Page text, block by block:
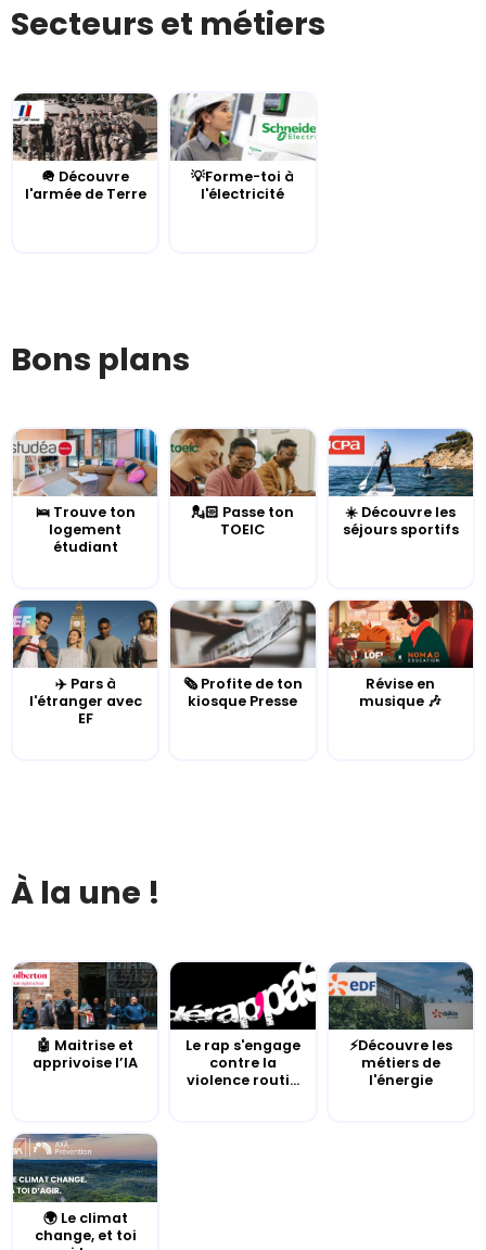
Secteurs et métiers
🪖 Découvre
l'armée de Terre
💡Forme-toi à
l'électricité
Bons plans
🛌 Trouve ton
logement
étudiant
💂🏻 Passe ton
TOEIC
☀️ Découvre les
séjours sportifs
✈️ Pars à
l'étranger avec
EF
🗞️ Profite de ton
kiosque Presse
Révise en
musique 🎶
À la une !
🤖 Maitrise et
apprivoise l’IA
Le rap s'engage
contre la
violence routi...
⚡Découvre les
métiers de
l'énergie
🌍 Le climat
change, et toi